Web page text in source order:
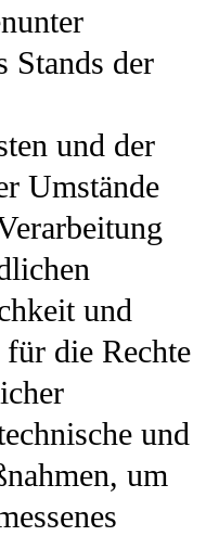
Stands der
und der
Umstände
und
die Rechte
und
um